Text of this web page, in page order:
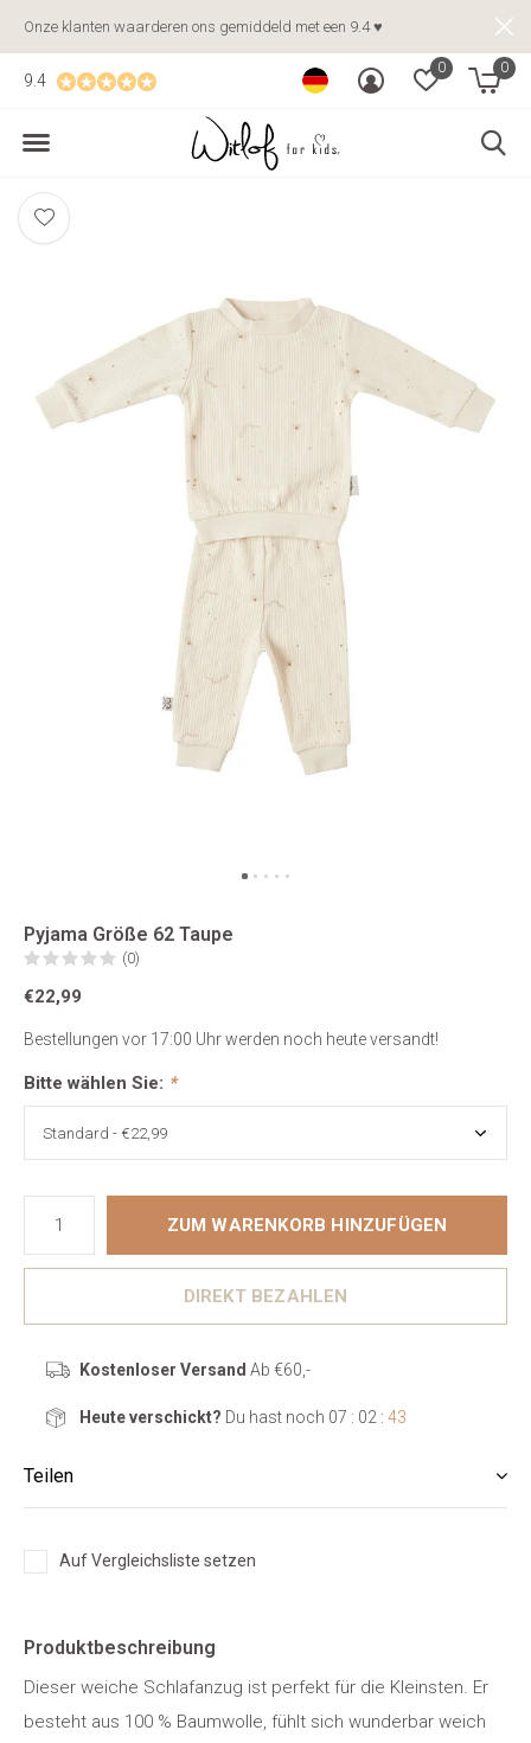
0 0
9.4
Onze klanten waarderen ons gemiddeld met een 9.4 ♥
Pyjama Größe 62 Taupe
(0)
€22,99
Bestellungen vor 17:00 Uhr werden noch heute versandt!
Bitte wählen Sie: *
ZUM WARENKORB HINZUFÜGEN
DIREKT BEZAHLEN
Kostenloser Versand Ab €60,-
Heute verschickt? Du hast noch 07 : 02 : 42
Teilen
Auf Vergleichsliste setzen
Produktbeschreibung
Dieser weiche Schlafanzug ist perfekt für die Kleinsten. Er
besteht aus 100 % Baumwolle, fühlt sich wunderbar weich